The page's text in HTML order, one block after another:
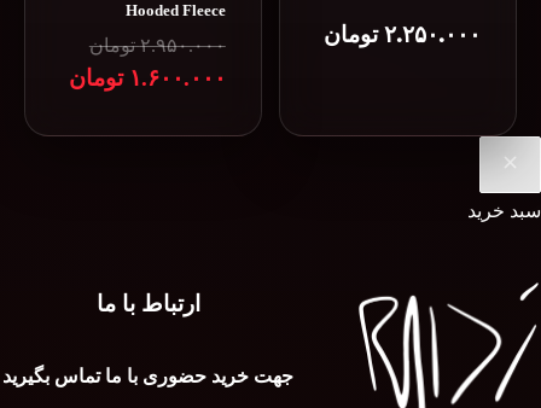
۲.۲۵۰.۰۰۰ تومان
Hooded Fleece
۲.۹۵۰.۰۰۰ تومان
قیمت
۱.۶۰۰.۰۰۰ تومان
قیمت
سبد خرید
ارتباط با ما
جهت خرید حضوری با ما تماس بگیرید